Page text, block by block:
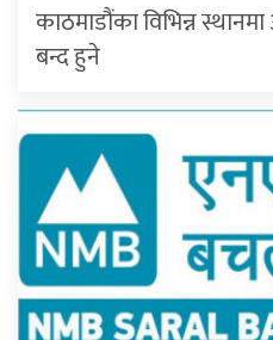
काठमाडौंका विभिन्न
बन्द हुने